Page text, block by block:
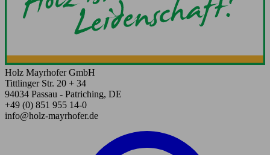
Holz Mayrhofer GmbH
Tittlinger Str. 20 + 34
94034 Passau - Patriching, DE
+49 (0) 851 955 14-0
info@holz-mayrhofer.de